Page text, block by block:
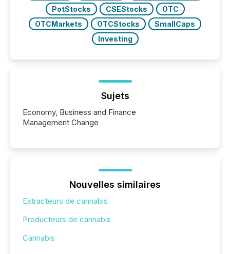
PotStocks
CSEStocks
OTC
OTCMarkets
OTCStocks
SmallCaps
Investing
Sujets
Economy, Business and Finance
Management Change
Nouvelles similaires
Extracteurs de cannabis
Producteurs de cannabis
Cannabis